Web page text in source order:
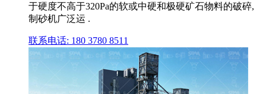
于硬度不高于320Pa的软或中硬和极硬矿石物料的破碎,
制砂机广泛运 .
联系电话: 180 3780 8511